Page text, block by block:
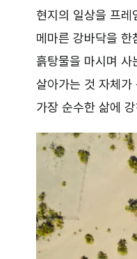
현지의 일상을 프레
메마른 강바닥을
흙탕물을 마시며 사
살아가는 것 자체가
가장 순수한 삶에